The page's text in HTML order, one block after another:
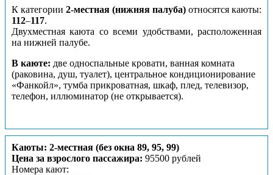
К категории 2-местная (нижняя палуба) относятся каюты:
112–117.
Двухместная каюта со всеми удобствами, расположенная
на нижней палубе.
В каюте: две односпальные кровати, ванная комната
(раковина, душ, туалет), центральное кондиционирование
«Фанкойл», тумба прикроватная, шкаф, плед, телевизор,
телефон, иллюминатор (не открывается).
Каюты: 2-местная (без окна 89, 95, 99)
Цена за взрослого пассажира: 95500 рублей
Номера кают: